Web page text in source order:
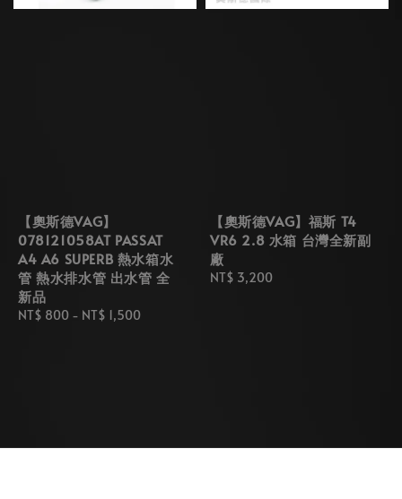
【奧斯德VAG】
078121058AT PASSAT
A4 A6 SUPERB 熱水箱水
管 熱水排水管 出水管 全
新品
Regular
NT$ 800 - NT$ 1,500
【奧斯德VAG】福斯 T4
VR6 2.8 水箱 台灣全新副
廠
Regular
NT$ 3,200